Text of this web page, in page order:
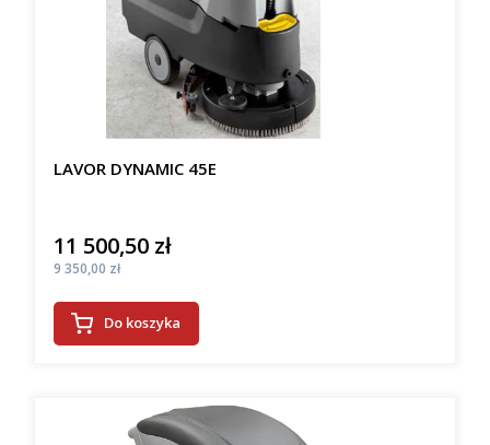
LAVOR DYNAMIC 45E
Cena
11 500,50 zł
Cena
9 350,00 zł
Do koszyka